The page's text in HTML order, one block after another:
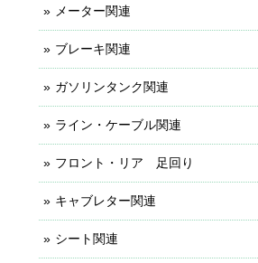
メーター関連
ブレーキ関連
ガソリンタンク関連
ライン・ケーブル関連
フロント・リア 足回り
キャブレター関連
シート関連